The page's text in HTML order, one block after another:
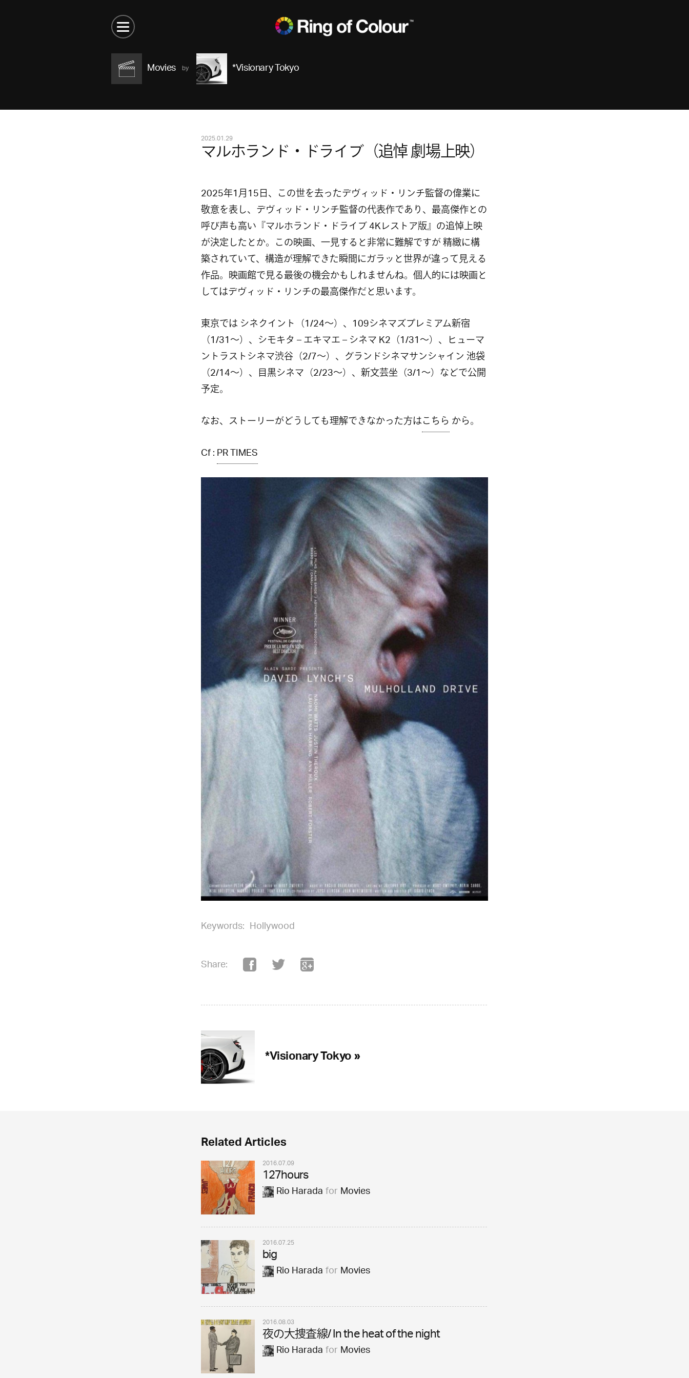
Movies *Visionary Tokyo
2025.01.29
マルホランド・ドライブ（追悼 劇場上映）
2025年1月15日、この世を去ったデヴィッド・リンチ監督の偉業に
敬意を表し、デヴィッド・リンチ監督の代表作であり、最高傑作との
呼び声も高い『マルホランド・ドライブ 4Kレストア版』の追悼上映
が決定したとか。この映画、一見すると非常に難解ですが 精緻に構
築されていて、構造が理解できた瞬間にガラッと世界が違って見える
作品。映画館で見る最後の機会かもしれませんね。個人的には映画と
してはデヴィッド・リンチの最高傑作だと思います。
東京では シネクイント（1/24〜）、109シネマズプレミアム新宿
（1/31〜）、シモキタ – エキマエ – シネマ K2（1/31〜）、ヒューマ
ントラストシネマ渋谷（2/7〜）、グランドシネマサンシャイン 池袋
（2/14〜）、目黒シネマ（2/23〜）、新文芸坐（3/1〜）などで公開
予定。
なお、ストーリーがどうしても理解できなかった方はこちら から。
Cf :PR TIMES
Keywords: Hollywood
Share:
*Visionary Tokyo »
Related Articles
2016.07.09
127hours
Rio HaradaforMovies
2016.07.25
big
Rio HaradaforMovies
2016.08.03
夜の大捜査線/ In the heat of the night
Rio HaradaforMovies